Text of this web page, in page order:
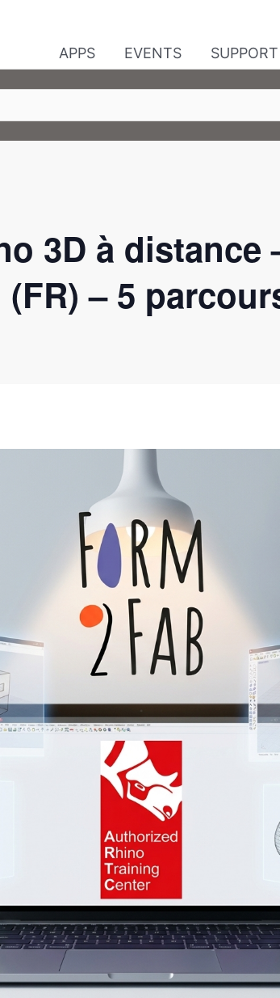
APPS EVENTS SUPPORT
3D à distance
– 5